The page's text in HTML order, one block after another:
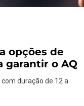
opções de
garantir o AQ
duração de 12 a